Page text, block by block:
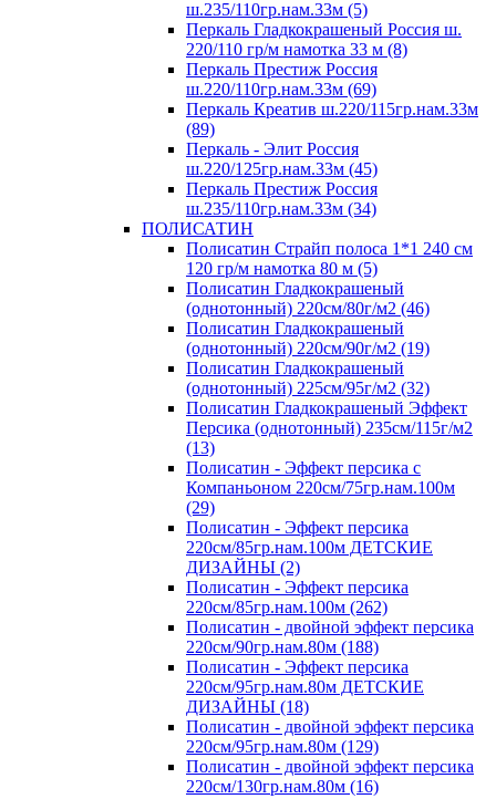
ш.235/110гр.нам.33м (5)
Перкаль Гладкокрашеный Россия ш.
220/110 гр/м намотка 33 м (8)
Перкаль Престиж Россия
ш.220/110гр.нам.33м (69)
Перкаль Креатив ш.220/115гр.нам.33м
(89)
Перкаль - Элит Россия
ш.220/125гр.нам.33м (45)
Перкаль Престиж Россия
ш.235/110гр.нам.33м (34)
ПОЛИСАТИН
Полисатин Страйп полоса 1*1 240 см
120 гр/м намотка 80 м (5)
Полисатин Гладкокрашеный
(однотонный) 220см/80г/м2 (46)
Полисатин Гладкокрашеный
(однотонный) 220см/90г/м2 (19)
Полисатин Гладкокрашеный
(однотонный) 225см/95г/м2 (32)
Полисатин Гладкокрашеный Эффект
Персика (однотонный) 235см/115г/м2
(13)
Полисатин - Эффект персика с
Компаньоном 220см/75гр.нам.100м
(29)
Полисатин - Эффект персика
220см/85гр.нам.100м ДЕТСКИЕ
ДИЗАЙНЫ (2)
Полисатин - Эффект персика
220см/85гр.нам.100м (262)
Полисатин - двойной эффект персика
220см/90гр.нам.80м (188)
Полисатин - Эффект персика
220см/95гр.нам.80м ДЕТСКИЕ
ДИЗАЙНЫ (18)
Полисатин - двойной эффект персика
220см/95гр.нам.80м (129)
Полисатин - двойной эффект персика
220см/130гр.нам.80м (16)